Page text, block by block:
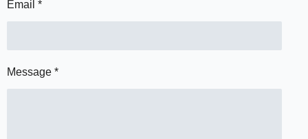
Email *
Message *